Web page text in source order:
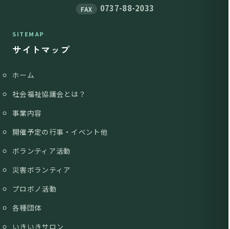
FAX 0737-88-2033
SITEMAP
サイトマップ
ホーム
社会福祉協議会とは？
事業内容
開催予定の行事・イベント他
ボランティア活動
災害ボランティア
プロボノ活動
各種団体
いきいきサロン